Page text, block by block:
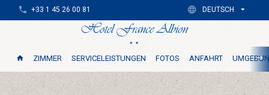
ZIMMER SERVICELEISTUNGEN FOTOS ANFAHRT
+33 1 45 26 00 81 DEUTSCH